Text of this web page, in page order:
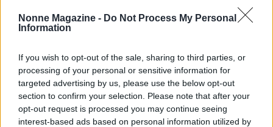
Nonne Magazine - Do Not Process My Personal
Information
If you wish to opt-out of the sale, sharing to third parties, or
processing of your personal or sensitive information for
targeted advertising by us, please use the below opt-out
section to confirm your selection. Please note that after your
opt-out request is processed you may continue seeing
interest-based ads based on personal information utilized by
NEWS